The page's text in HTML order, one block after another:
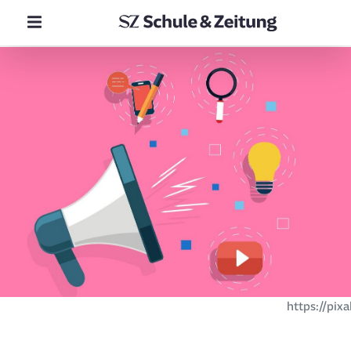
https://